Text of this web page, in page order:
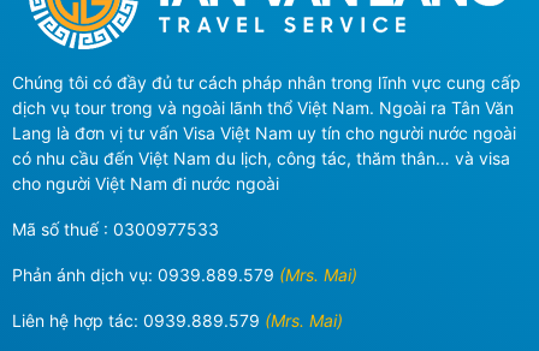
Chúng tôi có đầy đủ tư cách pháp nhân trong lĩnh vực cung cấp
dịch vụ tour trong và ngoài lãnh thổ Việt Nam. Ngoài ra Tân Văn
Lang là đơn vị tư vấn Visa Việt Nam uy tín cho người nước ngoài
có nhu cầu đến Việt Nam du lịch, công tác, thăm thân… và visa
cho người Việt Nam đi nước ngoài
Mã số thuế : 0300977533
Phản ánh dịch vụ: 0939.889.579 (Mrs. Mai)
Liên hệ hợp tác: 0939.889.579 (Mrs. Mai)